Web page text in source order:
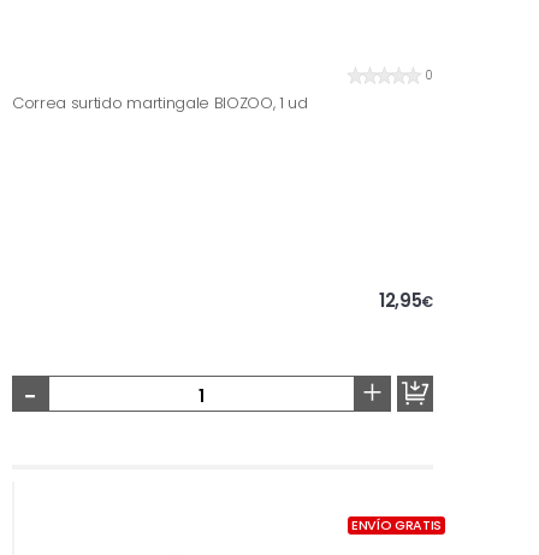
0
Correa surtido martingale BIOZOO, 1 ud
12,95€
- +
ENVÍO GRATIS